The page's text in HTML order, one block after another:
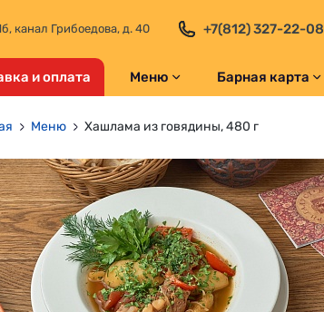
и оплата Меню Барная карта
канал Грибоедова, д. 40 +7(812) 327-22-08
Меню Хашлама из говядины, 480 г